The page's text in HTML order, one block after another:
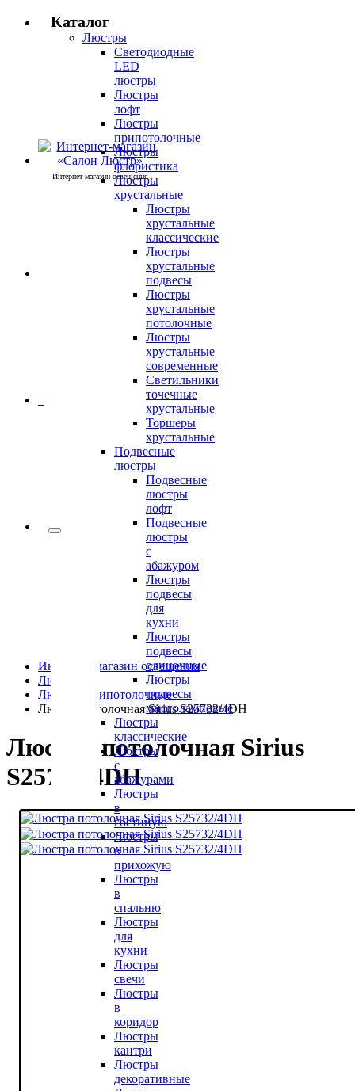
Каталог
Люстры
Светодиодные
LED
люстры
Люстры
лофт
Люстры
припотолочные
Люстры
флористика
Люстры
хрустальные
Люстры
хрустальные
классические
Люстры
хрустальные
подвесы
Люстры
хрустальные
потолочные
Люстры
хрустальные
современные
Светильники
точечные
хрустальные
Торшеры
хрустальные
Подвесные
люстры
Подвесные
люстры
лофт
Подвесные
люстры
с
абажуром
Люстры
подвесы
для
кухни
Люстры
подвесы
одиночные
Люстры
подвесы
многоламповые
Люстры
классические
Люстры
с
абажурами
Люстры
в
гостиную
Люстры
в
прихожую
Люстры
в
спальню
Люстры
для
кухни
Люстры
свечи
Люстры
в
коридор
Люстры
кантри
Люстры
декоративные
Интернет-магазин освещения
Интернет-магазин освещения
Люстры
Люстры припотолочные
Люстра потолочная Sirius S25732/4DH
Люстра потолочная Sirius
S25732/4DH